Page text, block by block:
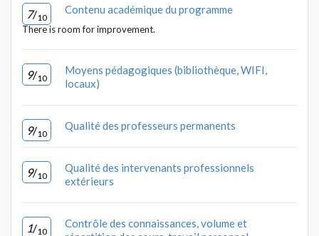
7/10
Contenu académique du programme
There is room for improvement.
9/10
Moyens pédagogiques (bibliothèque, WIFI,
locaux)
9/10
Qualité des professeurs permanents
9/10
Qualité des intervenants professionnels
extérieurs
1/10
Contrôle des connaissances, volume et